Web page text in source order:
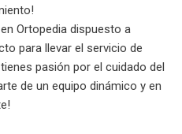
Ortopedia dispuesto a
para llevar el servicio de
pasión por el cuidado del
de un equipo dinámico y en